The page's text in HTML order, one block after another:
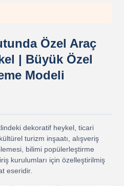
Özel Araç
| Büyük Özel
Modeli
dekoratif heykel, ticari
turizm inşaatı, alışveriş
bilimi popülerleştirme
kurulumları için özelleştirilmiş
eseridir.